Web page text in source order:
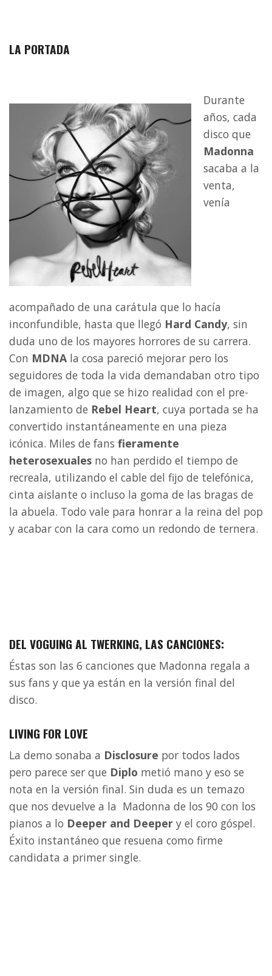
LA PORTADA
Durante
años, cada
disco que
Madonna
sacaba a la
venta,
venía
acompañado de una carátula que lo hacía
inconfundible, hasta que llegó Hard Candy, sin
duda uno de los mayores horrores de su carrera.
Con MDNA la cosa pareció mejorar pero los
seguidores de toda la vida demandaban otro tipo
de imagen, algo que se hizo realidad con el pre-
lanzamiento de Rebel Heart, cuya portada se ha
convertido instantáneamente en una pieza
icónica. Miles de fans fieramente
heterosexuales no han perdido el tiempo de
recreala, utilizando el cable del fijo de telefónica,
cinta aislante o incluso la goma de las bragas de
la abuela. Todo vale para honrar a la reina del pop
y acabar con la cara como un redondo de ternera.
DEL VOGUING AL TWERKING, LAS CANCIONES:
Éstas son las 6 canciones que Madonna regala a
sus fans y que ya están en la versión final del
disco.
LIVING FOR LOVE
La demo sonaba a Disclosure por todos lados
pero parece ser que Diplo metió mano y eso se
nota en la versión final. Sin duda es un temazo
que nos devuelve a la Madonna de los 90 con los
pianos a lo Deeper and Deeper y el coro góspel.
Éxito instantáneo que resuena como firme
candidata a primer single.